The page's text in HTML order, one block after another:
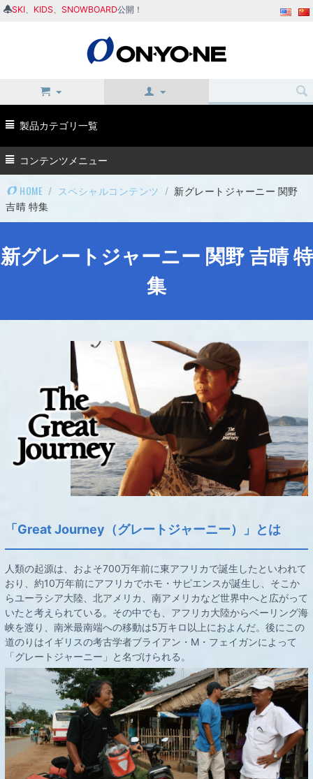
SKI KIDS SNOWBOARD公開！
製品カテゴリ一覧
コンテンツメニュー
HOME / スペシャルコンテンツ / 新グレートジャーニー 関野
吉晴 特集
新グレートジャーニー 関野 吉晴 特
集
「Great Journey（グレートジャーニー）」とは
人類の起源は、およそ700万年前に東アフリカで誕生したといわれて
おり、約10万年前にアフリカでホモ・サピエンスが誕生し、そこか
らユーラシア大陸、北アメリカ、南アメリカなど世界中へと広がって
いたと考えられている。その中でも、アフリカ大陸からベーリング海
峡を渡り、南米最南端への移動は5万キロ以上におよんだ。後にこの
道のりはイギリスの考古学者ブライアン・M・フェイガンによって
「グレートジャーニー」と名づけられる。